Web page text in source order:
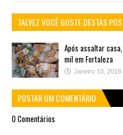
TALVEZ VOCÊ GOSTE DESTAS
Após assaltar
mil em Fortaleza
Janeiro 10, 2018
POSTAR UM COMENTÁRIO
0 Comentários